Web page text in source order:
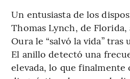
Un entusiasta de los
Thomas Lynch, de
Oura le “salvó la vida”
El anillo detectó una
elevada, lo que finalmente